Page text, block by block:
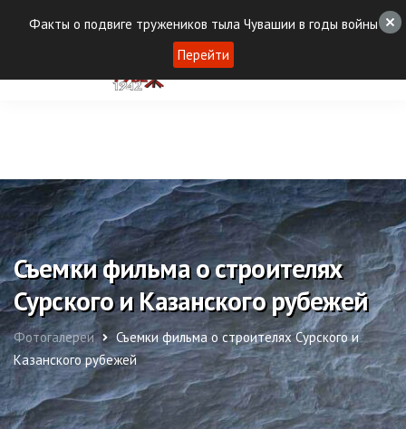
Съемки фильма о строителях
Сурского и Казанского рубежей
Фотогалереи
Съемки фильма о строителях Сурского и
Казанского рубежей
Факты о подвиге тружеников тыла Чувашии в годы войны
Перейти